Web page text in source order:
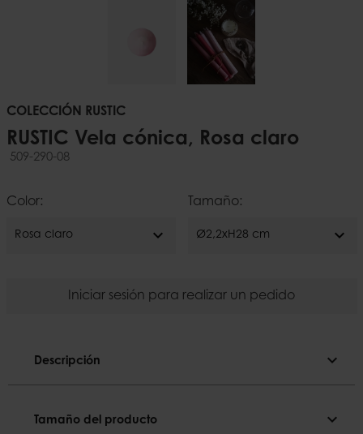
COLECCIÓN RUSTIC
RUSTIC Vela cónica, Rosa claro
509-290-08
Color:
Rosa claro expand_more
Tamaño:
Ø2,2xH28 cm expand_more
Iniciar sesión para realizar un pedido
Descripción expand_more
Color sólido.
Tamaño del producto expand_more